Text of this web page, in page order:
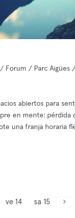
Forum / Parc
abiertos para
en mente: pérdida
una franja horaria
ve 14 sa 15